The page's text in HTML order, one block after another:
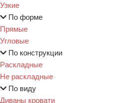
Узкие
По форме
Прямые
Угловые
По конструкции
Раскладные
Не раскладные
По виду
Диваны кровати